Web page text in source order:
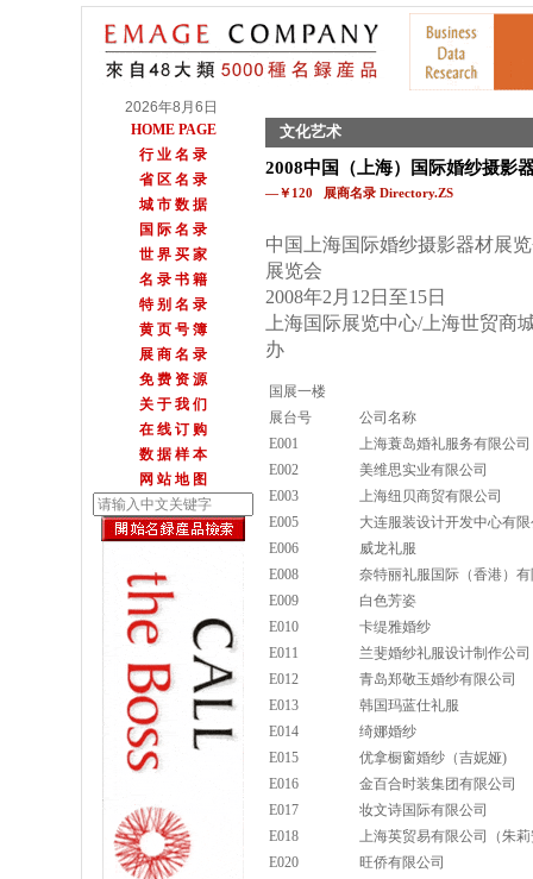
2026年8月6日
HOME PAGE
行 业 名 录
省 区 名 录
城 市 数 据
国 际 名 录
世 界 买 家
名 录 书 籍
特 别 名 录
黄 页 号 簿
展 商 名 录
免 费 资 源
关 于 我 们
在 线 订 购
数 据 样 本
网 站 地 图
文化艺术
2008中国（上海）国际婚纱摄影
—￥120 展商名录 Directory.ZS
中国上海国际婚纱摄影器材展
展览会
2008年2月12日至15日
上海国际展览中心/上海世贸商
办
国展一楼
展台号
公司名称
E001
上海蓑岛婚礼服务有限公司
E002
美维思实业有限公司
E003
上海纽贝商贸有限公司
E005
大连服装设计开发中心有
E006
威龙礼服
E008
奈特丽礼服国际（香港）
E009
白色芳姿
E010
卡缇雅婚纱
E011
兰斐婚纱礼服设计制作公司
E012
青岛郑敬玉婚纱有限公司
E013
韩国玛蓝仕礼服
E014
绮娜婚纱
E015
优拿橱窗婚纱（吉妮娅)
E016
金百合时装集团有限公司
E017
妆文诗国际有限公司
E018
上海英贸易有限公司（朱
E020
旺侨有限公司